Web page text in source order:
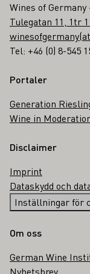
Wines of
Tulegatan 11, 1tr
Tel: +46 (0) 8-545
Portaler
Generation
Wine in
Disclaimer
Imprint
Dataskydd och
Inställningar för
Om oss
German Wine
Nyhetsbrev